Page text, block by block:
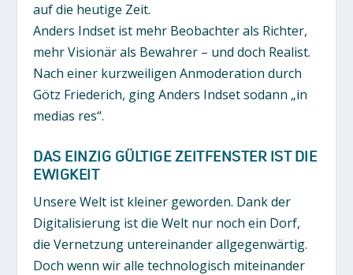
auf die heutige Zeit.
Anders Indset ist mehr Beobachter als Richter,
mehr Visionär als Bewahrer – und doch Realist.
Nach einer kurzweiligen Anmoderation durch
Götz Friederich, ging Anders Indset sodann „in
medias res“.
DAS EINZIG GÜLTIGE ZEITFENSTER IST DIE
EWIGKEIT
Unsere Welt ist kleiner geworden. Dank der
Digitalisierung ist die Welt nur noch ein Dorf,
die Vernetzung untereinander allgegenwärtig.
Doch wenn wir alle technologisch miteinander